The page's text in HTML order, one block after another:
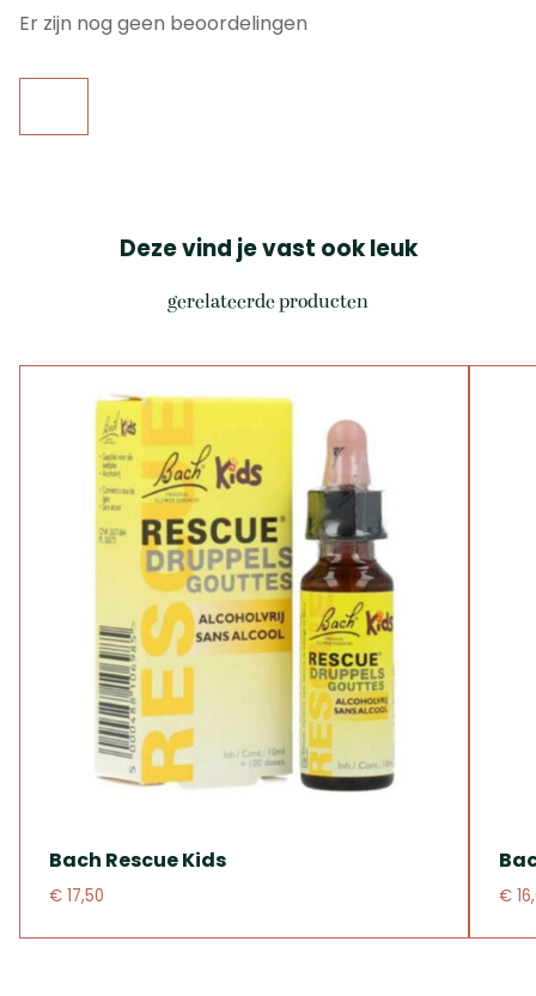
Er zijn nog geen beoordelingen
Deze vind je vast ook leuk
gerelateerde producten
Bach Rescue Kids
€ 17,50 €